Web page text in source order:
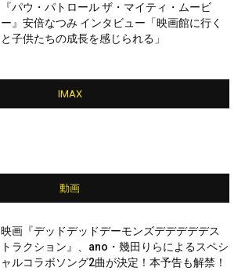
『パウ・パトロール ザ・マイティ・ムービ
ー』安倍なつみ インタビュー「映画館に行く
と子供たちの成長を感じられる」
IMAX
動画
映画『デッドデッドデーモンズデデデデデス
トラクション』、ano・幾田りらによるスペシ
ャルコラボソング2曲が決定！本予告も解禁！